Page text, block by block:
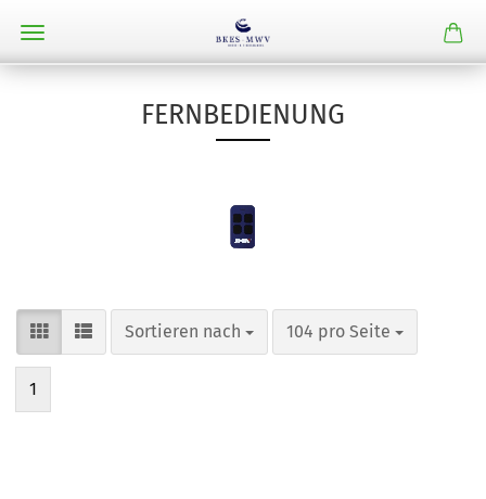
FERNBEDIENUNG
Sortieren nach
Sortieren nach 104 pro Seite
pro Seite
1